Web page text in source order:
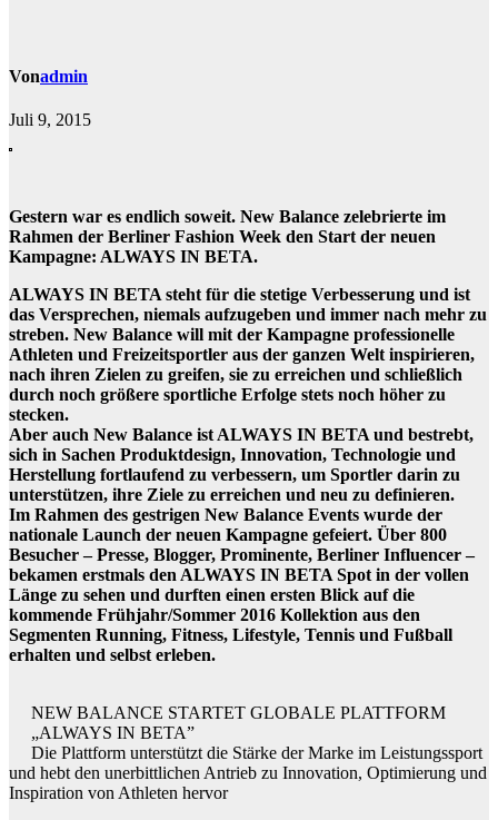
Vonadmin
Juli 9, 2015
Gestern war es endlich soweit. New Balance zelebrierte im
Rahmen der Berliner Fashion Week den Start der neuen
Kampagne: ALWAYS IN BETA.
ALWAYS IN BETA steht für die stetige Verbesserung und ist
das Versprechen, niemals aufzugeben und immer nach mehr zu
streben. New Balance will mit der Kampagne professionelle
Athleten und Freizeitsportler aus der ganzen Welt inspirieren,
nach ihren Zielen zu greifen, sie zu erreichen und schließlich
durch noch größere sportliche Erfolge stets noch höher zu
stecken.
Aber auch New Balance ist ALWAYS IN BETA und bestrebt,
sich in Sachen Produktdesign, Innovation, Technologie und
Herstellung fortlaufend zu verbessern, um Sportler darin zu
unterstützen, ihre Ziele zu erreichen und neu zu definieren.
Im Rahmen des gestrigen New Balance Events wurde der
nationale Launch der neuen Kampagne gefeiert. Über 800
Besucher – Presse, Blogger, Prominente, Berliner Influencer –
bekamen erstmals den ALWAYS IN BETA Spot in der vollen
Länge zu sehen und durften einen ersten Blick auf die
kommende Frühjahr/Sommer 2016 Kollektion aus den
Segmenten Running, Fitness, Lifestyle, Tennis und Fußball
erhalten und selbst erleben.
NEW BALANCE STARTET GLOBALE PLATTFORM
„ALWAYS IN BETA”
Die Plattform unterstützt die Stärke der Marke im Leistungssport
und hebt den unerbittlichen Antrieb zu Innovation, Optimierung und
Inspiration von Athleten hervor